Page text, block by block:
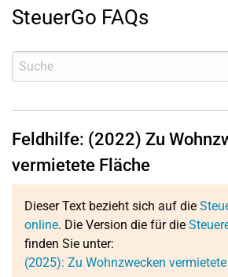
SteuerGo FAQs
Feldhilfe: (2022) Zu
vermietete Fläche
Dieser Text bezieht sich auf die
online. Die Version die für die
finden Sie unter:
(2025): Zu Wohnzwecken